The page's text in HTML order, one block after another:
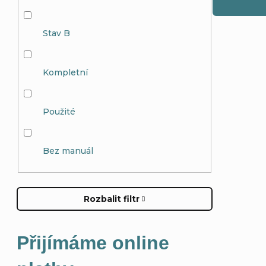
Stav B
Kompletní
Použité
Bez manuál
Rozbalit filtr
Přijímáme online
d
o